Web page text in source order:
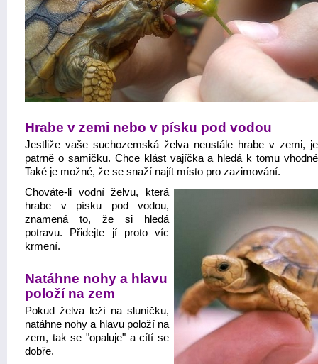
Hrabe v zemi nebo v písku pod vodou
Jestliže vaše suchozemská želva neustále hrabe v zemi,
patrně o samičku. Chce klást vajíčka a hledá k tomu
Také je možné, že se snaží najít místo pro zazimování.
Chováte-li vodní želvu, která
hrabe v písku pod vodou,
znamená to, že si hledá
potravu. Přidejte jí proto víc
krmení.
Natáhne nohy a hlavu
položí na zem
Pokud želva leží na sluníčku,
natáhne nohy a hlavu položí na
zem, tak se "opaluje" a cítí se
dobře.